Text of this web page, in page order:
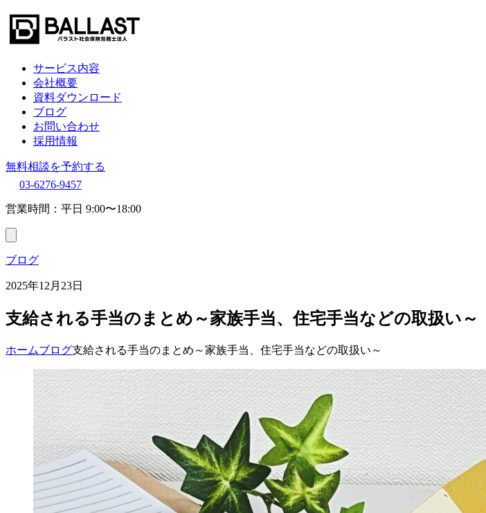
サービス内容
会社概要
資料ダウンロード
ブログ
お問い合わせ
採用情報
無料相談を予約する
03-6276-9457
営業時間：平日 9:00〜18:00
ブログ
2025年12月23日
支給される手当のまとめ～家族手当、住宅手当などの取扱い～
ホームブログ支給される手当のまとめ～家族手当、住宅手当などの取扱い～